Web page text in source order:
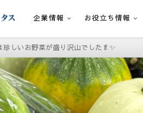
イタス
企業情報 お役立ち情報
珍しいお野菜が盛り沢山でした🥬✨